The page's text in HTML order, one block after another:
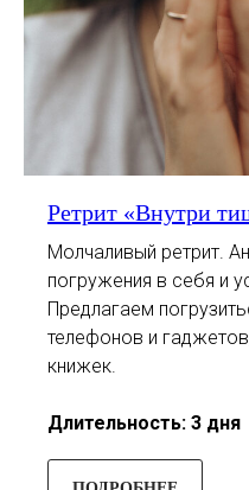
Ретрит «Внутри
Молчаливый ретрит.
погружения в себя и
Предлагаем
телефонов и
книжек.
Длительность: 3 дня